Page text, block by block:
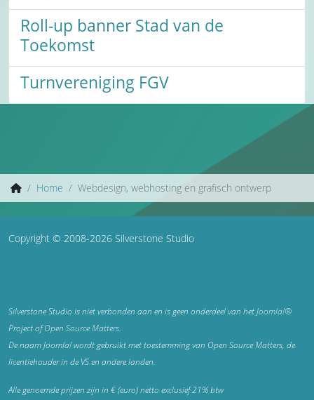
Roll-up banner Stad van de
Toekomst
Turnvereniging FGV
Home Webdesign, webhosting en grafisch ontwerp
Copyright © 2008-2026 Silverstone Studio
Silverstone Studio is niet verbonden aan en is geen onderdeel van hetJoomla!®
Project ofOpen Source Matters.
De naam Joomla! wordt gebruikt met toestemming van Open Source Matters, de
licentiehouder in de VS en andere landen.
Alle genoemde prijzen zijn in € (euro) netto exclusief 21% btw